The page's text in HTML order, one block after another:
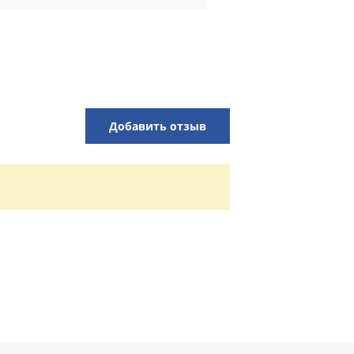
Добавить отзыв